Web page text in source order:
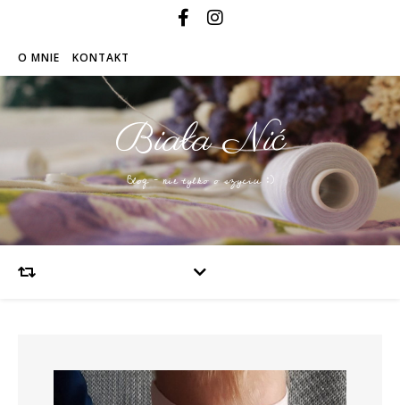
O MNIE KONTAKT
Biała Nić
Blog – nie tylko o szyciu :)